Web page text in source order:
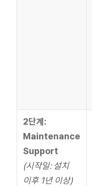
2단계:
Maintenance
Support
(시작일: 설치
이후 1년 이상)